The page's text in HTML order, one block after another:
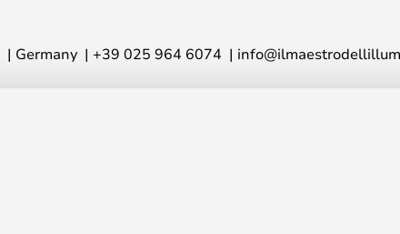
Germany +39 025 964 6074